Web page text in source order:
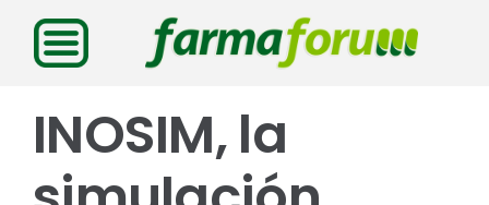
Saltar
contenido
INOSIM, la